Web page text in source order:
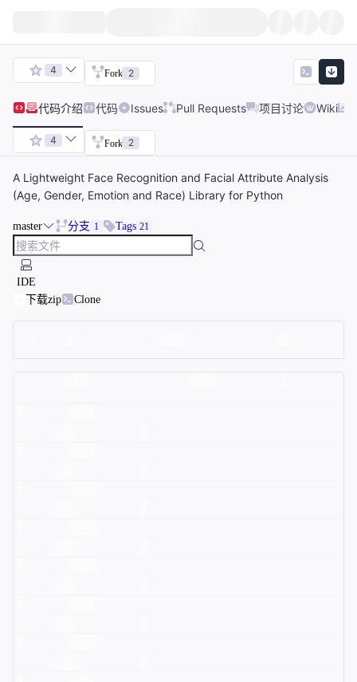
4 Fork 2
代码介绍 代码 Issues Pull Requests 项目讨论 Wiki
4 Fork 2
A Lightweight Face Recognition and Facial Attribute Analysis
(Age, Gender, Emotion and Race) Library for Python
master 分支 1 Tags 21
IDE
下载zip
Clone